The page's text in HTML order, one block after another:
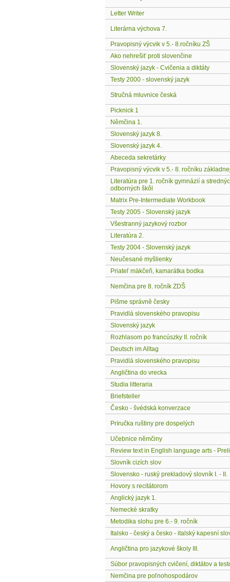
Letter Writer
Literárna výchova 7.
Pravopisný výcvik v 5.- 8.ročníku ZŠ
Ako nehrešiť proti slovenčine
Slovenský jazyk - Cvičenia a diktáty
Testy 2000 - slovenský jazyk
Stručná mluvnice česká
Picknick 1
Němčina 1.
Slovenský jazyk 8.
Slovenský jazyk 4.
Abeceda sekretárky
Pravopisný výcvik v 5.- 8. ročníku
Literatúra pre 1. ročník gymnázií a
odborných škôl
Matrix Pre-Intermediate Workbook
Testy 2005 - Slovenský jazyk
Všestranný jazykový rozbor
Literatúra 2.
Testy 2004 - Slovenský jazyk
Neučesané myšlienky
Priateľ mäkčeň, kamarátka bodka
Nemčina pre 8. ročník ZDŠ
Pišme správně česky
Pravidlá slovenského pravopisu
Slovenský jazyk
Rozhlasom po francúszky II. ročník
Deutsch im Alltag
Pravidlá slovenského pravopisu
Angličtina do vrecka
Studia litteraria
Briefsteller
Česko - švédská konverzace
Príručka ruštiny pre dospelých
Učebnice němčiny
Review text in English language arts -
Slovník cizích slov
Slovensko - ruský prekladový slovník I. - II.
Hovory s recitátorom
Anglický jazyk 1.
Nemecké skratky
Metodika slohu pre 6.- 9. ročník
Italsko - český a česko - italský kapesní
Angličtina pro jazykové školy III.
Súbor pravopisných cvičení, diktátov a
Nemčina pre poľnohospodárov